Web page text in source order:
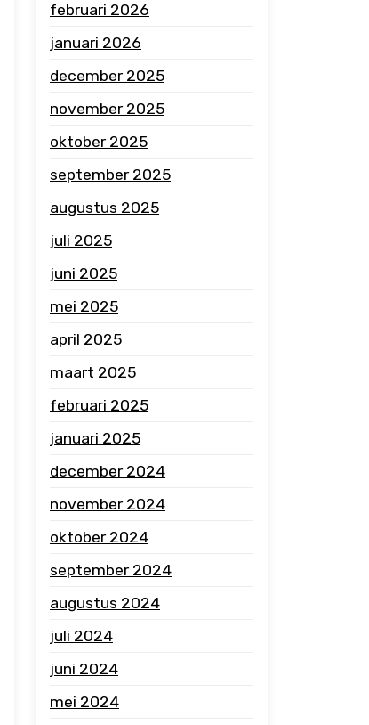
februari 2026
januari 2026
december 2025
november 2025
oktober 2025
september 2025
augustus 2025
juli 2025
juni 2025
mei 2025
april 2025
maart 2025
februari 2025
januari 2025
december 2024
november 2024
oktober 2024
september 2024
augustus 2024
juli 2024
juni 2024
mei 2024